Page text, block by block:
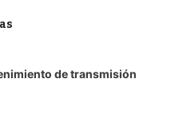
de transmisión